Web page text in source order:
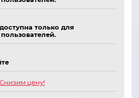
только для
пользователей.
цену!